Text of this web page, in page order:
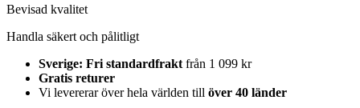
Bevisad kvalitet
Handla säkert och pålitligt
Sverige: Fri standardfrakt från 1 099 kr
Gratis returer
Vi levererar över hela världen till över 40 länder